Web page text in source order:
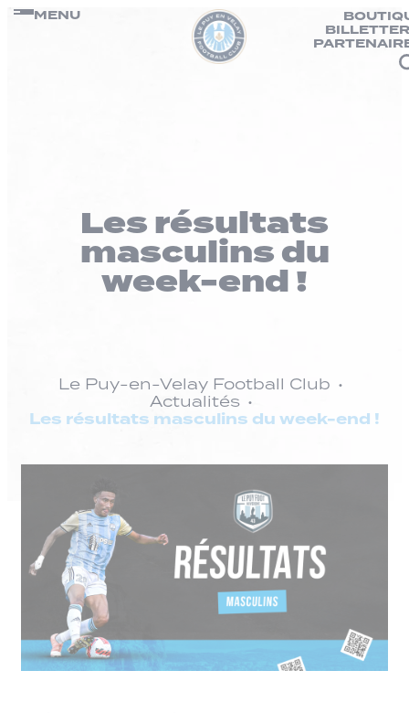
Passer
MENU
Les résultats
masculins du
week-end !
Le Puy-en-Velay Football Club
Actualités
Les résultats masculins du week-end !
Panneau de gestion des cookies